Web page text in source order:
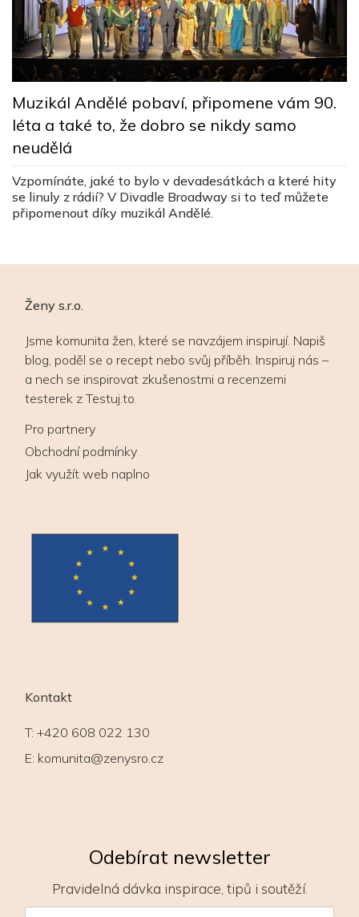
Muzikál Andělé pobaví, připomene vám 90.
léta a také to, že dobro se nikdy samo
neudělá
Vzpomínáte, jaké to bylo v devadesátkách a které hity
se linuly z rádií? V Divadle Broadway si to teď můžete
připomenout díky muzikál Andělé.
Ženy s.r.o.
Jsme komunita žen, které se navzájem inspirují. Napiš
blog, poděl se o recept nebo svůj příběh. Inspiruj nás –
a nech se inspirovat zkušenostmi a recenzemi
testerek z Testuj.to.
Pro partnery
Obchodní podmínky
Jak využít web naplno
Kontakt
T: +420 608 022 130
E: komunita@zenysro.cz
Odebírat newsletter
Pravidelná dávka inspirace, tipů i soutěží.